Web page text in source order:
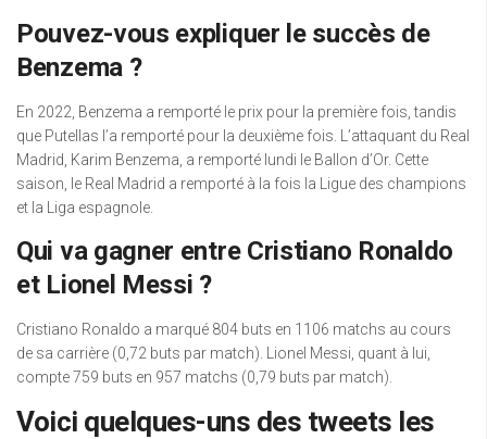
Pouvez-vous expliquer le succès de
Benzema ?
En 2022, Benzema a remporté le prix pour la première fois, tandis
que Putellas l’a remporté pour la deuxième fois. L’attaquant du Real
Madrid, Karim Benzema, a remporté lundi le Ballon d’Or. Cette
saison, le Real Madrid a remporté à la fois la Ligue des champions
et la Liga espagnole.
Qui va gagner entre Cristiano Ronaldo
et Lionel Messi ?
Cristiano Ronaldo a marqué 804 buts en 1106 matchs au cours
de sa carrière (0,72 buts par match). Lionel Messi, quant à lui,
compte 759 buts en 957 matchs (0,79 buts par match).
Voici quelques-uns des tweets les